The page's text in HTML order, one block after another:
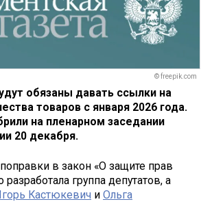
© freepik.com
обязаны давать ссылки на
товаров с января 2026 года.
на пленарном заседании
20 декабря.
в закон «О защите прав
разработала группа депутатов, а
Кастюкевич и Ольга